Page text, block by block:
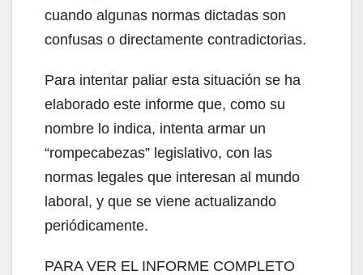
cuando algunas normas dictadas son
confusas o directamente contradictorias.
Para intentar paliar esta situación se ha
elaborado este informe que, como su
nombre lo indica, intenta armar un
“rompecabezas” legislativo, con las
normas legales que interesan al mundo
laboral, y que se viene actualizando
periódicamente.
PARA VER EL INFORME COMPLETO